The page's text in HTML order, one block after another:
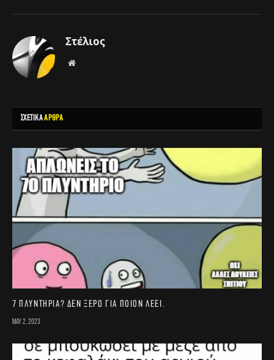
Στέλιος
Website
ΣΧΕΤΙΚΑΑΡΘΡΑ
7 πλυντήρια? Δεν ξέρω για ποιον λέει.
May 2, 2023